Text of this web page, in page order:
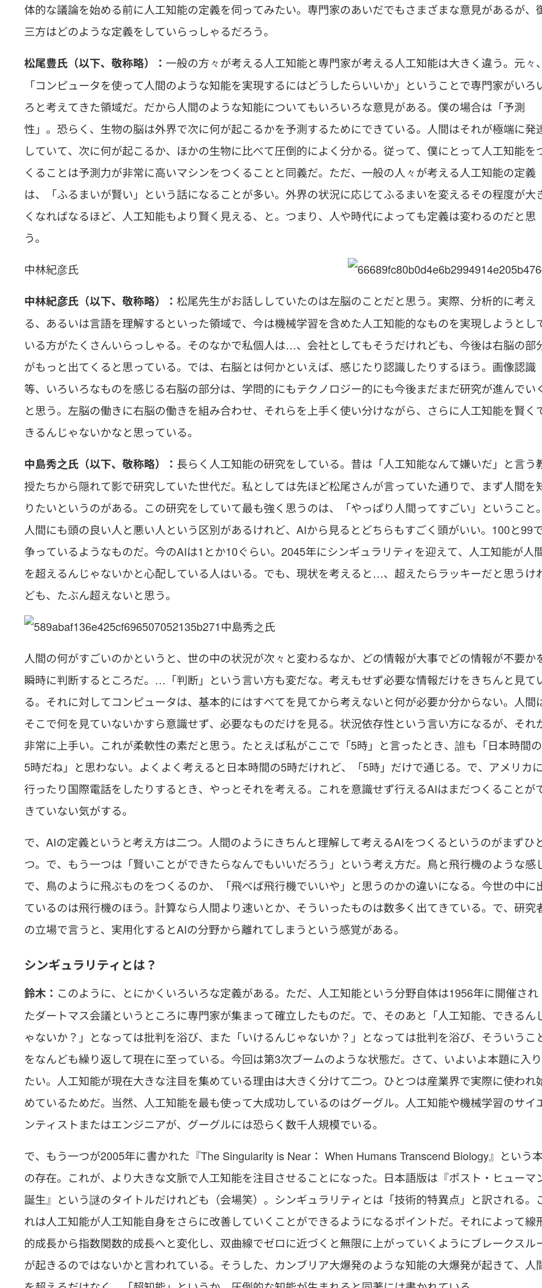
体的な議論を始める前に人工知能の定義を伺ってみたい。専門家のあいだでもさまざまな意見があるが、
三方はどのような定義をしていらっしゃるだろう。
松尾豊氏（以下、敬称略）： 一般の方々が考える人工知能と専門家が考える人工知能は大きく違う。元々、
「コンピュータを使って人間のような知能を実現するにはどうしたらいいか」ということで専門家がいろ
ろと考えてきた領域だ。だから人間のような知能についてもいろいろな意見がある。僕の場合は「予測
性」。恐らく、生物の脳は外界で次に何が起こるかを予測するためにできている。人間はそれが極端に発
していて、次に何が起こるか、ほかの生物に比べて圧倒的によく分かる。従って、僕にとって人工知能を
くることは予測力が非常に高いマシンをつくることと同義だ。ただ、一般の人々が考える人工知能の定義
は、「ふるまいが賢い」という話になることが多い。外界の状況に応じてふるまいを変えるその程度が大
くなればなるほど、人工知能もより賢く見える、と。つまり、人や時代によっても定義は変わるのだと思
う。
中林紀彦氏
中林紀彦氏（以下、敬称略）： 松尾先生がお話ししていたのは左脳のことだと思う。実際、分析的に考え
る、あるいは言語を理解するといった領域で、今は機械学習を含めた人工知能的なものを実現しようとし
いる方がたくさんいらっしゃる。そのなかで私個人は…、会社としてもそうだけれども、今後は右脳の部
がもっと出てくると思っている。では、右脳とは何かといえば、感じたり認識したりするほう。画像認識
等、いろいろなものを感じる右脳の部分は、学問的にもテクノロジー的にも今後まだまだ研究が進んでい
と思う。左脳の働きに右脳の働きを組み合わせ、それらを上手く使い分けながら、さらに人工知能を賢く
きるんじゃないかなと思っている。
中島秀之氏（以下、敬称略）： 長らく人工知能の研究をしている。昔は「人工知能なんて嫌いだ」と言う
授たちから隠れて影で研究していた世代だ。私としては先ほど松尾さんが言っていた通りで、まず人間を
りたいというのがある。この研究をしていて最も強く思うのは、「やっぱり人間ってすごい」ということ。
人間にも頭の良い人と悪い人という区別があるけれど、AIから見るとどちらもすごく頭がいい。100と99
争っているようなものだ。今のAIは1とか10ぐらい。2045年にシンギュラリティを迎えて、人工知能が人
を超えるんじゃないかと心配している人はいる。でも、現状を考えると…、超えたらラッキーだと思うけ
ども、たぶん超えないと思う。
中島秀之氏
人間の何がすごいのかというと、世の中の状況が次々と変わるなか、どの情報が大事でどの情報が不要か
瞬時に判断するところだ。…「判断」という言い方も変だな。考えもせず必要な情報だけをきちんと見て
る。それに対してコンピュータは、基本的にはすべてを見てから考えないと何が必要か分からない。人間
そこで何を見ていないかすら意識せず、必要なものだけを見る。状況依存性という言い方になるが、それ
非常に上手い。これが柔軟性の素だと思う。たとえば私がここで「5時」と言ったとき、誰も「日本時間の
5時だね」と思わない。よくよく考えると日本時間の5時だけれど、「5時」だけで通じる。で、アメリカに
行ったり国際電話をしたりするとき、やっとそれを考える。これを意識せず行えるAIはまだつくることが
きていない気がする。
で、AIの定義というと考え方は二つ。人間のようにきちんと理解して考えるAIをつくるというのがまずひ
つ。で、もう一つは「賢いことができたらなんでもいいだろう」という考え方だ。鳥と飛行機のような感
で、鳥のように飛ぶものをつくるのか、「飛べば飛行機でいいや」と思うのかの違いになる。今世の中に
ているのは飛行機のほう。計算なら人間より速いとか、そういったものは数多く出てきている。で、研究
の立場で言うと、実用化するとAIの分野から離れてしまうという感覚がある。
シンギュラリティとは？
鈴木： このように、とにかくいろいろな定義がある。ただ、人工知能という分野自体は1956年に開催され
たダートマス会議というところに専門家が集まって確立したものだ。で、そのあと「人工知能、できるん
ゃないか？」となっては批判を浴び、また「いけるんじゃないか？」となっては批判を浴び、そういうこ
をなんども繰り返して現在に至っている。今回は第3次ブームのような状態だ。さて、いよいよ本題に入り
たい。人工知能が現在大きな注目を集めている理由は大きく分けて二つ。ひとつは産業界で実際に使われ
めているためだ。当然、人工知能を最も使って大成功しているのはグーグル。人工知能や機械学習のサイ
ンティストまたはエンジニアが、グーグルには恐らく数千人規模でいる。
で、もう一つが2005年に書かれた『The Singularity is Near： When Humans Transcend Biology』という
の存在。これが、より大きな文脈で人工知能を注目させることになった。日本語版は『ポスト・ヒューマ
誕生』という謎のタイトルだけれども（会場笑）。シンギュラリティとは「技術的特異点」と訳される。
れは人工知能が人工知能自身をさらに改善していくことができるようになるポイントだ。それによって線
的成長から指数関数的成長へと変化し、双曲線でゼロに近づくと無限に上がっていくようにブレークスル
が起きるのではないかと言われている。そうした、カンブリア大爆発のような知能の大爆発が起きて、人